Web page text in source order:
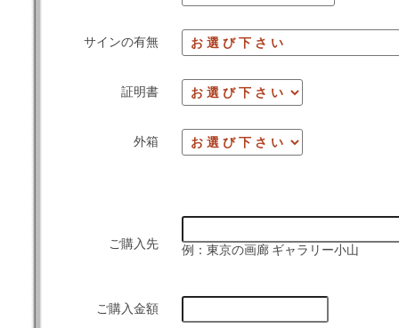
サインの有無
証明書
外箱
ご購入先 例：東京の画廊 ギャラリー小山
ご購入金額